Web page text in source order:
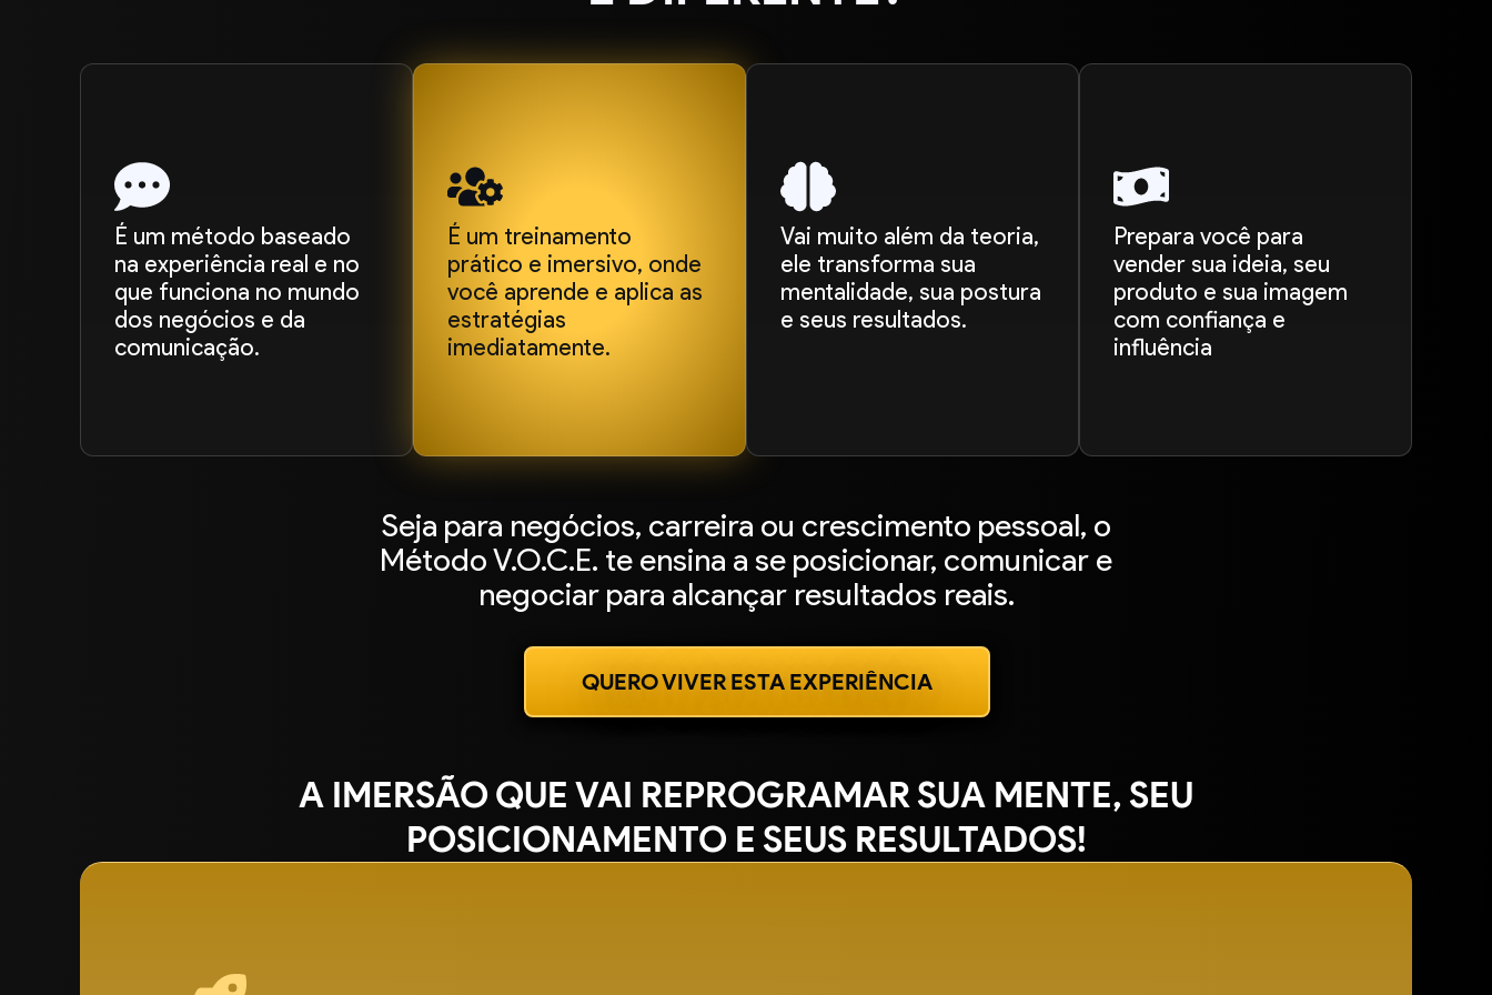
É um método baseado
na experiência real e no
que funciona no mundo
dos negócios e da
comunicação.
É um treinamento
prático e imersivo, onde
você aprende e aplica as
estratégias
imediatamente.
Vai muito além da teoria,
ele transforma sua
mentalidade, sua postura
e seus resultados.
Prepara você para
vender sua ideia, seu
produto e sua imagem
com confiança e
influência
Seja para negócios, carreira ou crescimento pessoal, o
Método V.O.C.E. te ensina a se posicionar, comunicar e
negociar para alcançar resultados reais.
QUERO VIVER ESTA EXPERIÊNCIA
A IMERSÃO QUE VAI REPROGRAMAR SUA MENTE, SEU
POSICIONAMENTO E SEUS RESULTADOS!